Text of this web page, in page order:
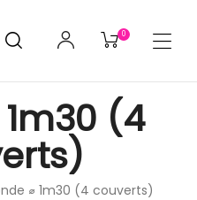
0
⌀ 1m30 (4 couverts)
(4